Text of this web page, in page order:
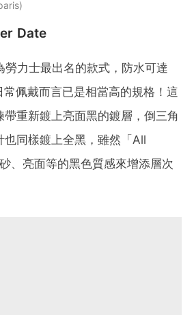
Date
力士最出名的款式，防水可達
佩戴而言已是相當高的規格！這
重新鍍上亮面黑的鍍層，倒三角
也同樣鍍上全黑，雖然「All
、亮面等的黑色質感來增添層次